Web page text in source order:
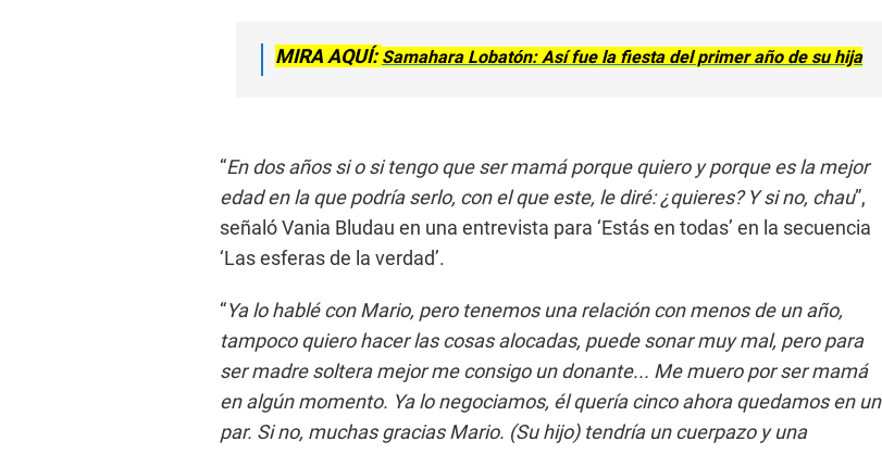
MIRA AQUÍ: Samahara Lobatón: Así fue la fiesta del primer año de su hija
“En dos años si o si tengo que ser mamá porque quiero y porque es la mejor
edad en la que podría serlo, con el que este, le diré: ¿quieres? Y si no, chau”,
señaló Vania Bludau en una entrevista para ‘Estás en todas’ en la secuencia
‘Las esferas de la verdad’.
“Ya lo hablé con Mario, pero tenemos una relación con menos de un año,
tampoco quiero hacer las cosas alocadas, puede sonar muy mal, pero para
ser madre soltera mejor me consigo un donante... Me muero por ser mamá
en algún momento. Ya lo negociamos, él quería cinco ahora quedamos en un
par. Si no, muchas gracias Mario. (Su hijo) tendría un cuerpazo y una